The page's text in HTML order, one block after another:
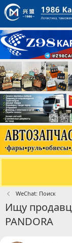
WeChat: Поиск
Ищу
PANDORA